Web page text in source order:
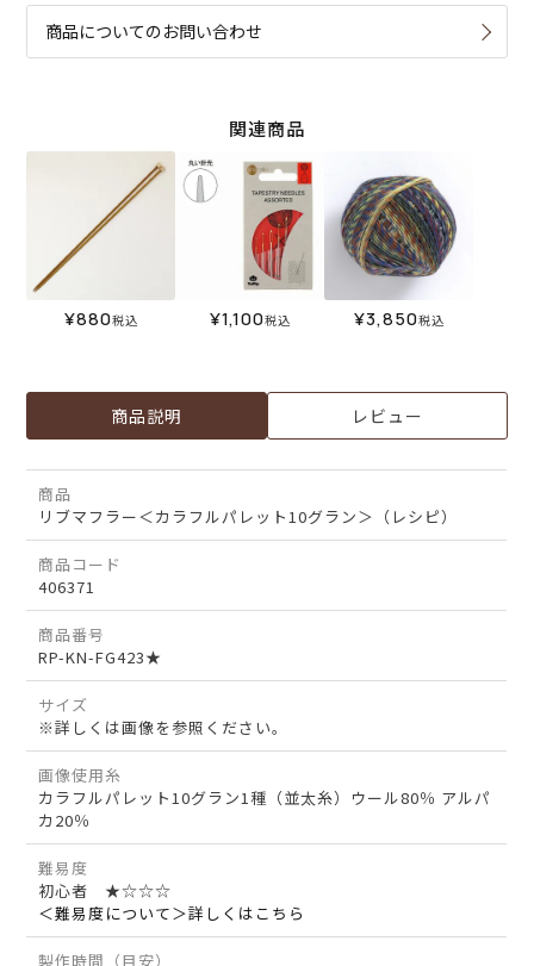
商品についてのお問い合わせ
関連商品
¥880税込 ¥1,100税込 ¥3,850税込
商品説明 レビュー
商品
リブマフラー＜カラフルパレット10グラン＞（レシピ）
商品コード
406371
商品番号
RP-KN-FG423★
サイズ
※詳しくは画像を参照ください。
画像使用糸
カラフルパレット10グラン1種（並太糸）ウール80％ アルパ
カ20％
難易度
初心者 ★☆☆☆
＜難易度について＞詳しくはこちら
製作時間（目安）